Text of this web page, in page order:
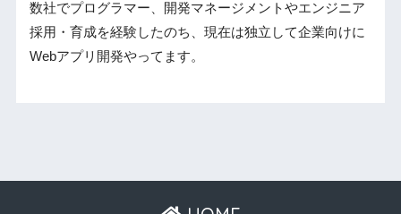
数社でプログラマー、開発マネージメントやエンジニア
採用・育成を経験したのち、現在は独立して企業向けに
Webアプリ開発やってます。